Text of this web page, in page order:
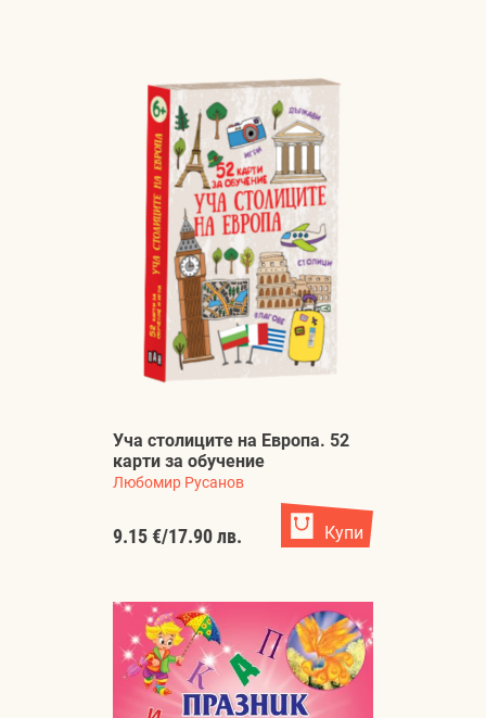
Уча столиците на Европа. 52
карти за обучение
Любомир Русанов
9.15 €/17.90 лв. Купи